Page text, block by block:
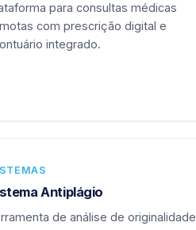
para consultas médicas
com prescrição digital e
integrado.
Antiplágio
de análise de originalidade